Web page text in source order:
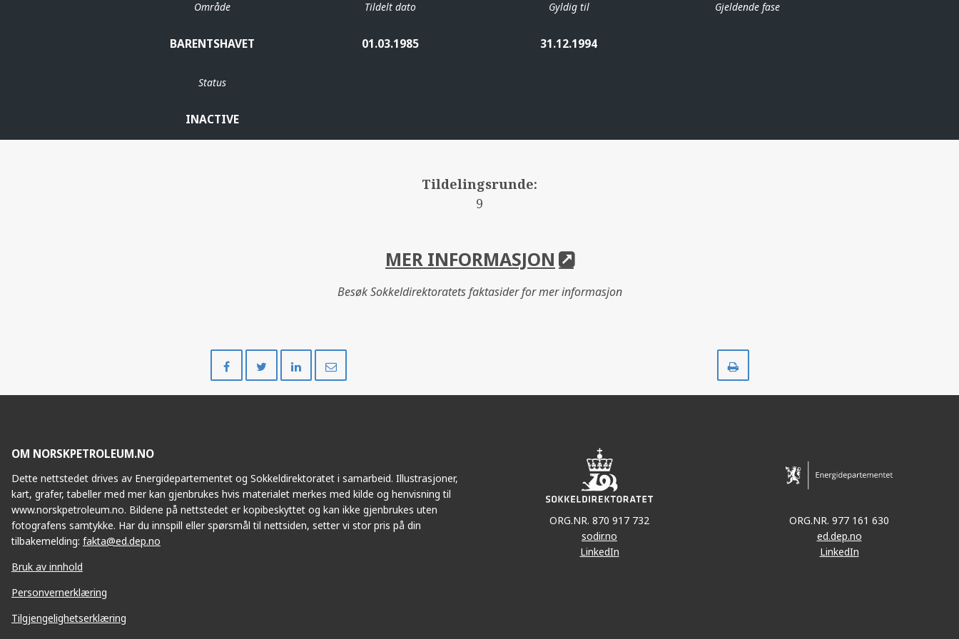
Område
BARENTSHAVET
Tildelt dato
01.03.1985
Gyldig til
31.12.1994
Gjeldende fase
Status
INACTIVE
Tildelingsrunde:
9
MER INFORMASJON
Besøk Sokkeldirektoratets faktasider for mer informasjon
på
på
på
OM NORSKPETROLEUM.NO
Dette nettstedet drives av Energidepartementet og Sokkeldirektoratet i samarbeid. Illustrasjoner,
kart, grafer, tabeller med mer kan gjenbrukes hvis materialet merkes med kilde og henvisning til
www.norskpetroleum.no. Bildene på nettstedet er kopibeskyttet og kan ikke gjenbrukes uten
fotografens samtykke. Har du innspill eller spørsmål til nettsiden, setter vi stor pris på din
tilbakemelding: fakta@ed.dep.no
Bruk av innhold
Personvernerklæring
Tilgjengelighetserklæring
ORG.NR. 870 917 732
sodir.no
LinkedIn
ORG.NR. 977 161 630
ed.dep.no
LinkedIn